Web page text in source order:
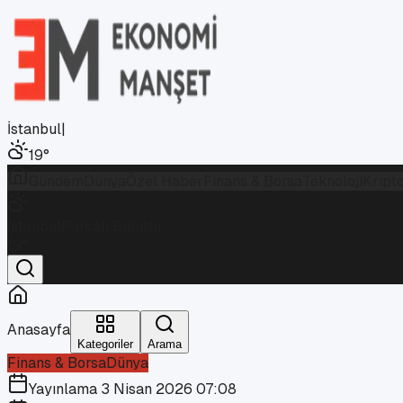
İstanbul|
19°
Anasayfa
Kategoriler Arama
Finans & BorsaDünya
Yayınlama 3 Nisan 2026 07:08